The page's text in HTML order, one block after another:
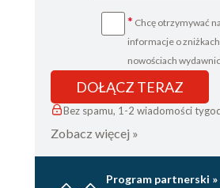
* Chcę otrzymywać
informacje o
nowościach
DOŁĄCZ TERAZ
Bez spamu, 1-2 wiadomości
Zobacz więcej »
Program partnerski »